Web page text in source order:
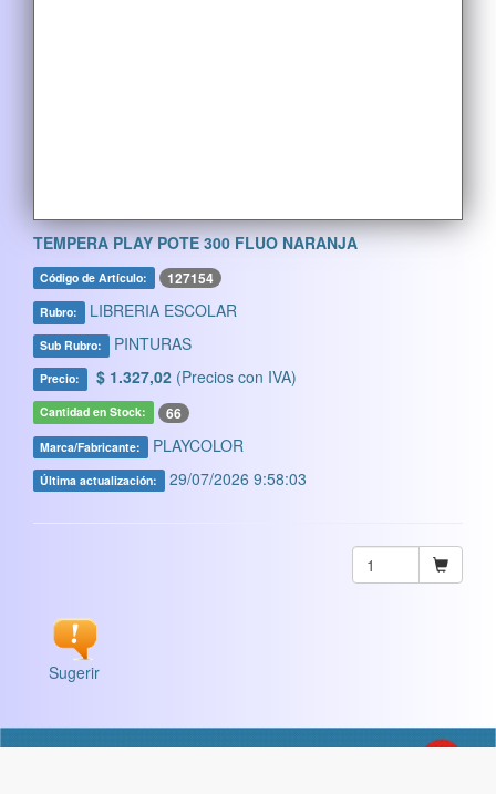
TEMPERA PLAY POTE 300 FLUO NARANJA
Código de Artículo: 127154
Rubro: LIBRERIA ESCOLAR
Sub Rubro: PINTURAS
Precio: $ 1.327,02 (Precios con IVA)
Cantidad en Stock: 66
Marca/Fabricante: PLAYCOLOR
Última actualización: 29/07/2026 9:58:03
Sugerir